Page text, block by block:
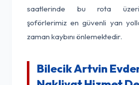
saatlerinde bu rota
şoförlerimiz en güvenli yan
zaman kaybını önlemektedir.
Bilecik Artvin